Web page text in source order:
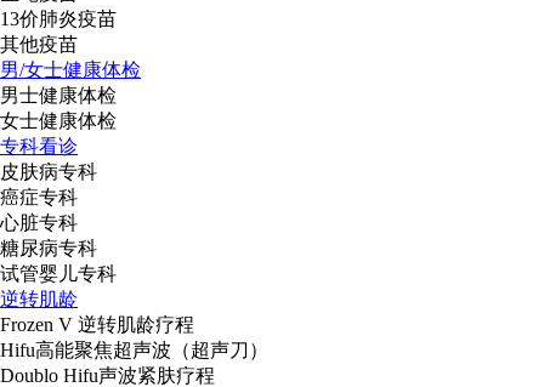
13价肺炎疫苗
其他疫苗
男/女士健康体检
男士健康体检
女士健康体检
专科看诊
皮肤病专科
癌症专科
心脏专科
糖尿病专科
试管婴儿专科
逆转肌龄
Frozen V 逆转肌龄疗程
Hifu高能聚焦超声波（超声刀）
Doublo Hifu声波紧肤疗程